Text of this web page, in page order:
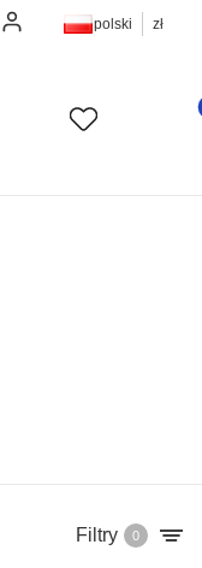
Zaloguj siępolski zł
Ulubione
Filtry 0